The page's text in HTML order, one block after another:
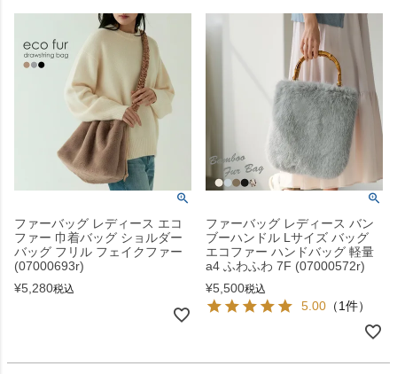
ファーバッグ レディース エコ
ファー 巾着バッグ ショルダー
バッグ フリル フェイクファー
(07000693r)
¥5,280税込
ファーバッグ レディース バン
ブーハンドル Lサイズ バッグ
エコファー ハンドバッグ 軽量
a4 ふわふわ 7F (07000572r)
¥5,500税込
5.00 （1件）